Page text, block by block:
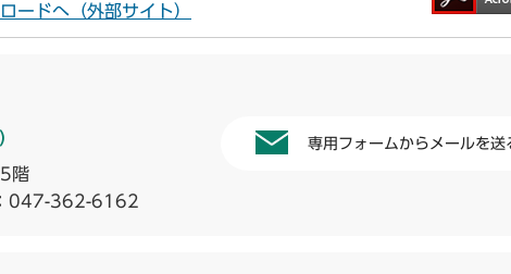
ドへ（外部サイト）
階
047-362-6162
専用フォームからメールを送